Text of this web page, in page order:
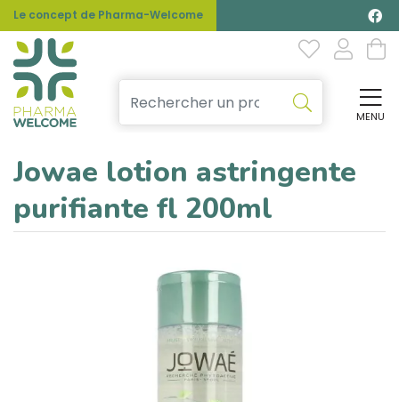
Le concept de Pharma-Welcome
MENU
Jowae lotion astringente
purifiante fl 200ml